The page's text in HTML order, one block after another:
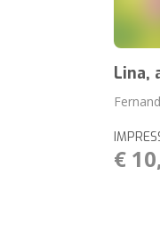
Lina,
€